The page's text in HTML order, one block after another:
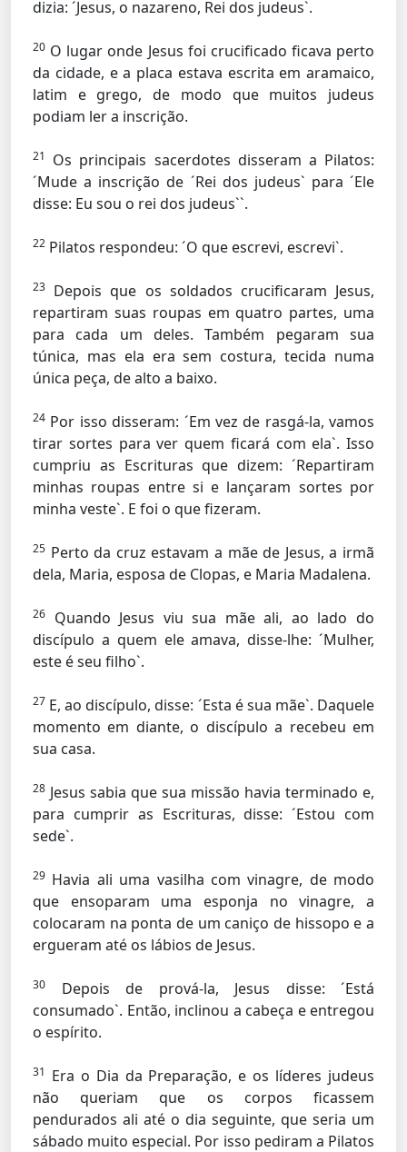
dizia: ´Jesus, o nazareno, Rei dos judeus`.
20 O lugar onde Jesus foi crucificado ficava perto
da cidade, e a placa estava escrita em aramaico,
latim e grego, de modo que muitos judeus
podiam ler a inscrição.
21
Os principais sacerdotes disseram a Pilatos:
´Mude a inscrição de ´Rei dos judeus` para ´Ele
disse: Eu sou o rei dos judeus``.
22 Pilatos respondeu: ´O que escrevi, escrevi`.
23 Depois que os soldados crucificaram Jesus,
repartiram suas roupas em quatro partes, uma
para cada um deles. Também pegaram sua
túnica, mas ela era sem costura, tecida numa
única peça, de alto a baixo.
24 Por isso disseram: ´Em vez de rasgá-la, vamos
tirar sortes para ver quem ficará com ela`. Isso
cumpriu as Escrituras que dizem: ´Repartiram
minhas roupas entre si e lançaram sortes por
minha veste`. E foi o que fizeram.
25 Perto da cruz estavam a mãe de Jesus, a irmã
dela, Maria, esposa de Clopas, e Maria Madalena.
26
Quando Jesus viu sua mãe ali, ao lado do
discípulo a quem ele amava, disse-lhe: ´Mulher,
este é seu filho`.
27 E, ao discípulo, disse: ´Esta é sua mãe`. Daquele
momento em diante, o discípulo a recebeu em
sua casa.
28 Jesus sabia que sua missão havia terminado e,
para cumprir as Escrituras, disse: ´Estou com
sede`.
29 Havia ali uma vasilha com vinagre, de modo
que ensoparam uma esponja no vinagre, a
colocaram na ponta de um caniço de hissopo e a
ergueram até os lábios de Jesus.
30
Depois de prová-la, Jesus disse: ´Está
consumado`. Então, inclinou a cabeça e entregou
o espírito.
31 Era o Dia da Preparação, e os líderes judeus
não queriam que os corpos ficassem
pendurados ali até o dia seguinte, que seria um
sábado muito especial. Por isso pediram a Pilatos